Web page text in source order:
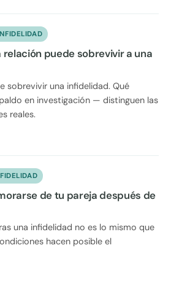
relación puede sobrevivir a una
sobrevivir una infidelidad. Qué
en investigación — distinguen las
reales.
de tu pareja después de
una infidelidad no es lo mismo que
hacen posible el